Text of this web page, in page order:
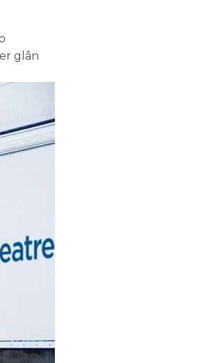
glân